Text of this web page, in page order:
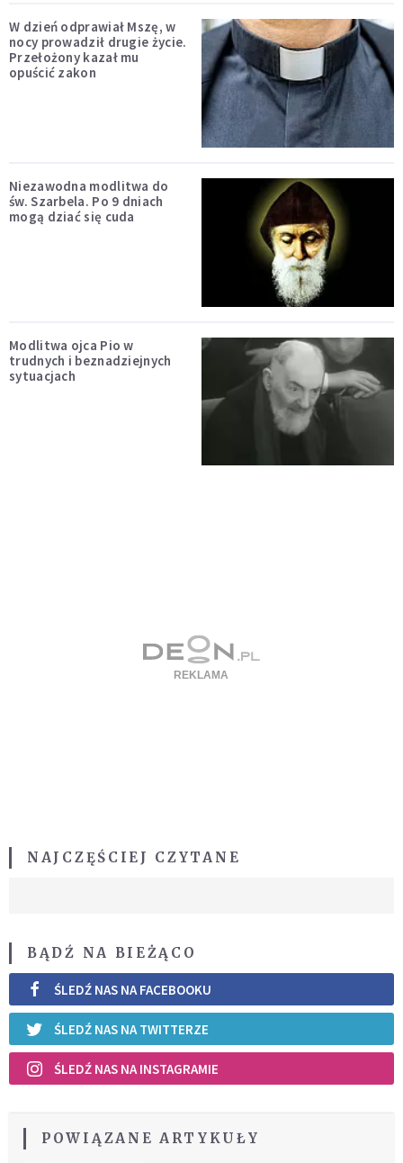
W dzień odprawiał Mszę, w
nocy prowadził drugie życie.
Przełożony kazał mu
opuścić zakon
Niezawodna modlitwa do
św. Szarbela. Po 9 dniach
mogą dziać się cuda
Modlitwa ojca Pio w
trudnych i beznadziejnych
sytuacjach
NAJCZĘŚCIEJ CZYTANE
BĄDŹ NA BIEŻĄCO
ŚLEDŹ NAS NA FACEBOOKU
ŚLEDŹ NAS NA TWITTERZE
ŚLEDŹ NAS NA INSTAGRAMIE
POWIĄZANE ARTYKUŁY